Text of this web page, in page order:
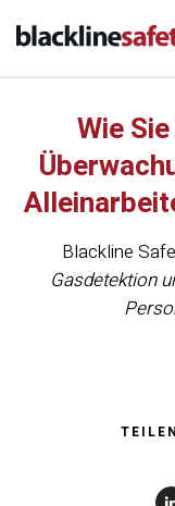
Wie
Blackline
Gasdetektion